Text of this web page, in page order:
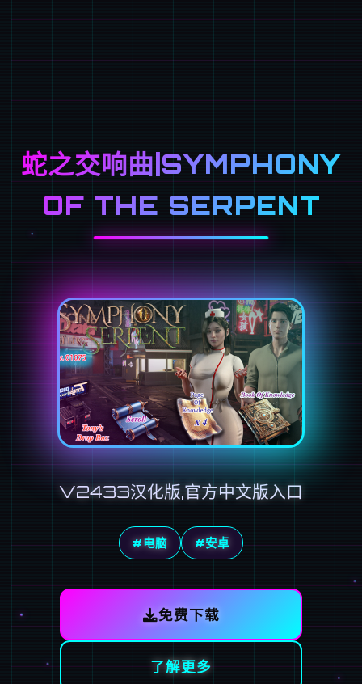
蛇之交响曲|SYMPHONY
OF THE SERPENT
V2433汉化版,官方中文版入口
#电脑 #安卓
免费下载
了解更多